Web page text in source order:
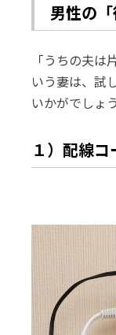
男性の
「うちの夫
いう妻は、試
いかがでしょう
１）配線